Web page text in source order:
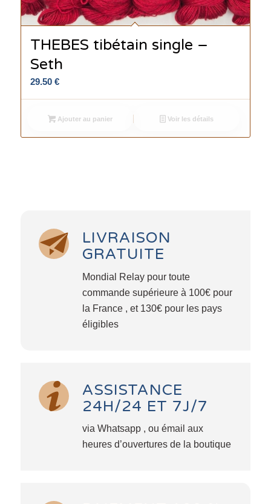
THEBES tibétain single –
Seth
29.50 €
Ajouter au panier Voir les détails
LIVRAISON
GRATUITE
Mondial Relay pour toute
commande supérieure à 100€ pour
la France , et 130€ pour les pays
éligibles
ASSISTANCE
24H/24 ET 7J/7
via Whatsapp , ou émail aux
heures d’ouvertures de la boutique